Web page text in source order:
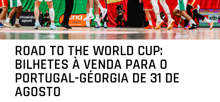
ROAD TO THE WORLD CUP:
BILHETES À VENDA PARA O
PORTUGAL-GÉORGIA DE 31 DE
AGOSTO